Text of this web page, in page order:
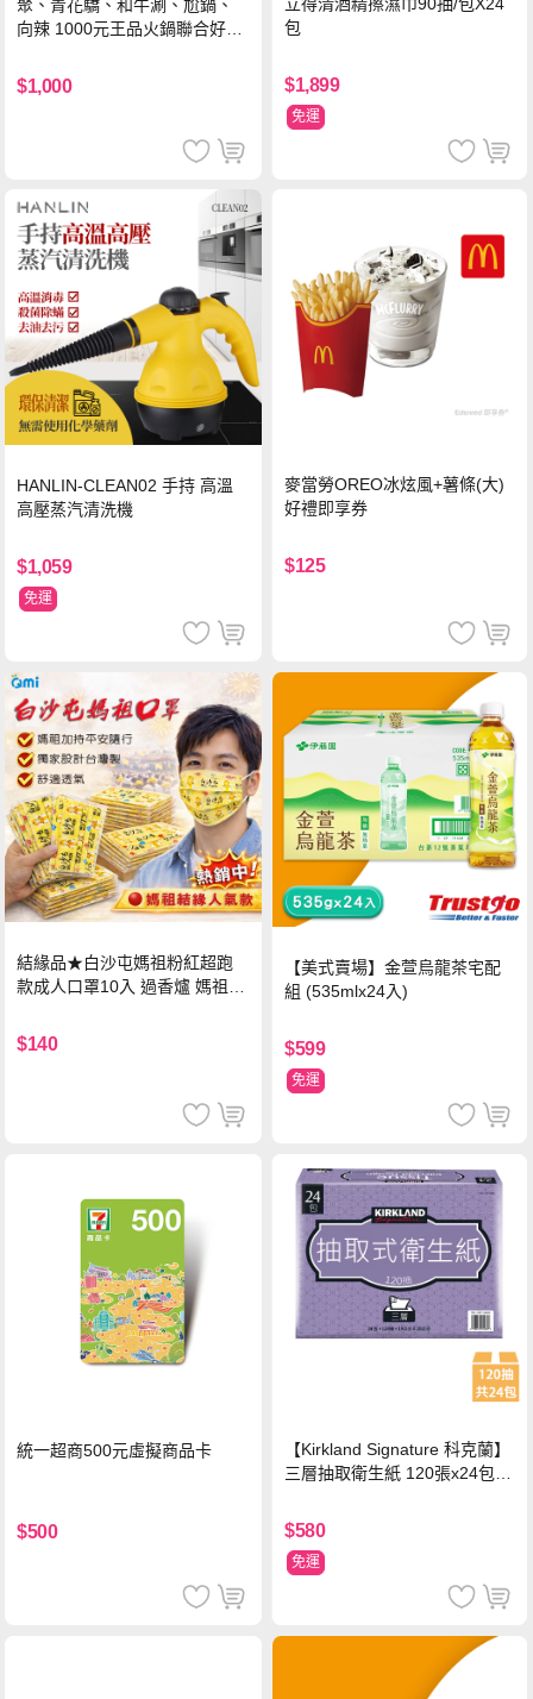
聚、青花驕、和牛涮、尬鍋、
向辣 1000元王品火鍋聯合好禮
$1,000
包
$1,899
免運
HANLIN-CLEAN02 手持 高溫
高壓蒸汽清洗機
$1,059
免運
麥當勞OREO冰炫風+薯條(大)
好禮即享券
$125
結緣品★白沙屯媽祖粉紅超跑
款成人口罩10入 過香爐 媽祖加
$140
【美式賣場】金萱烏龍茶宅配
組 (535mlx24入)
$599
免運
統一超商500元虛擬商品卡
$500
【Kirkland Signature 科克蘭】
三層抽取衛生紙 120張x24包x1
$580
免運